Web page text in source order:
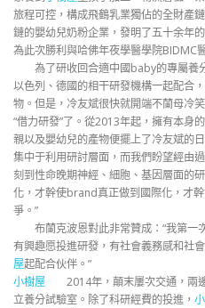
旅程可控，構成飛鶴乳業獨佔的全財產
鏈的嬰幼兒奶粉企業，發明了五十余年
為此次勝利與哈佛年夜學醫學院BIDMC
為了研收回合適中國baby的專屬養
以色列、德國的相干研發機構一起配合
物。但是，冷友斌很快就開端不蘭母冷
“借力研發”了。從2013年起，擁有本身
親以及嬰幼兒的產物便擺上了冷友斌的
集中于利用研討層面，而我們盼望經由
刻到性命晚期神經、細胞、基因層面的
化，才幹使brand真正做到國際化，才
爭。”
布蘭克波恩對此非常贊成：“我第一
有興趣愿投進研發，有社會義務感和社
屋起配合伙伴。”
小樹屋 2014年，顛末屢次交通，兩
立養分試驗室。除了科研經費的投進，